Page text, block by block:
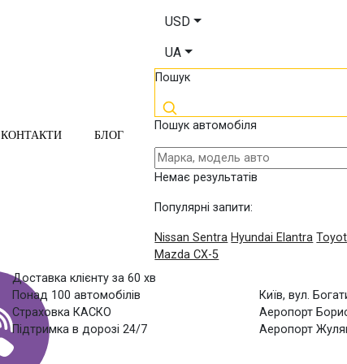
КОНТАКТИ БЛОГ
USD
UA
Пошук
Пошук автомобіля
Немає результатів
Популярні запити:
Nissan Sentra Hyundai Elantra
Mazda CX-5
Доставка клієнту за 60 хв
Понад 100 автомобілів
Страховка КАСКО
Підтримка в дорозі 24/7
Київ, вул.
Аеропорт
Аеропорт